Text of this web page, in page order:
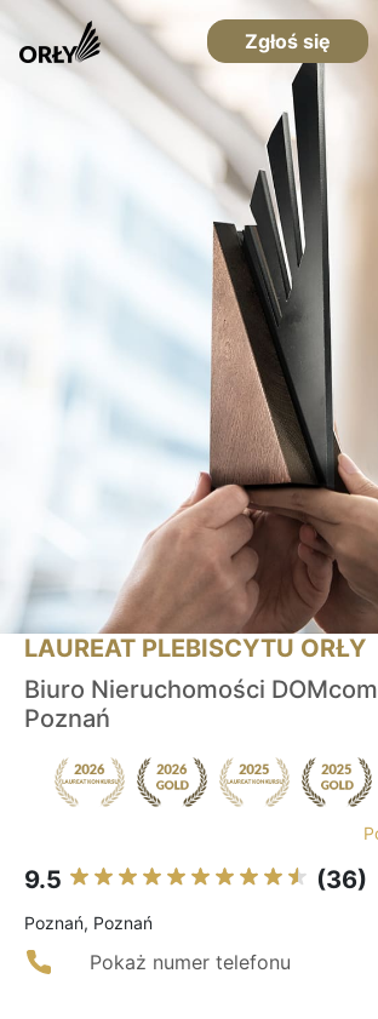
Zgłoś się
LAUREAT PLEBISCYTU ORŁY
Biuro Nieruchomości
Poznań
9.5 (36)
Poznań, Poznań
Pokaż numer telefonu